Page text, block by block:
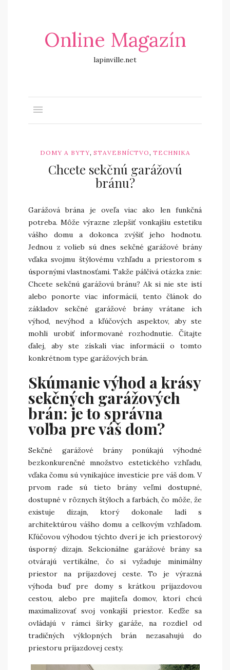
Online Magazín
lapinville.net
DOMY A BYTY, STAVEBNÍCTVO, TECHNIKA
Chcete sekčnú garážovú
bránu?
Garážová brána je oveľa viac ako len funkčná
potreba. Môže výrazne zlepšiť vonkajšiu estetiku
vášho domu a dokonca zvýšiť jeho hodnotu.
Jednou z volieb sú dnes sekčné garážové brány
vďaka svojmu štýlovému vzhľadu a priestorom s
úspornými vlastnosťami. Takže pálčivá otázka znie:
Chcete sekčnú garážovú bránu? Ak si nie ste istí
alebo ponorte viac informácií, tento článok do
základov sekčné garážové brány vrátane ich
výhod, nevýhod a kľúčových aspektov, aby ste
mohli urobiť informované rozhodnutie. Čítajte
ďalej, aby ste získali viac informácií o tomto
konkrétnom type garážových brán.
Skúmanie výhod a krásy
sekčných garážových
brán: je to správna
voľba pre váš dom?
Sekčné garážové brány ponúkajú výhodné
bezkonkurenčné množstvo estetického vzhľadu,
vďaka čomu sú vynikajúce investície pre váš dom. V
prvom rade sú tieto brány veľmi dostupné,
dostupné v rôznych štýloch a farbách, čo môže, že
existuje dizajn, ktorý dokonale ladí s
architektúrou vášho domu a celkovým vzhľadom.
Kľúčovou výhodou týchto dverí je ich priestorový
úsporný dizajn. Sekcionálne garážové brány sa
otvárajú vertikálne, čo si vyžaduje minimálny
priestor na príjazdovej ceste. To je výrazná
výhoda buď pre domy s krátkou príjazdovou
cestou, alebo pre majiteľa domov, ktorí chcú
maximalizovať svoj vonkajší priestor. Keďže sa
ovládajú v rámci šírky garáže, na rozdiel od
tradičných výklopných brán nezasahujú do
priestoru príjazdovej cesty.